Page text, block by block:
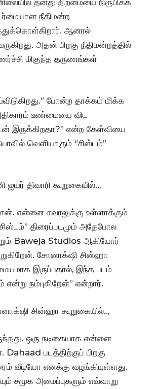
நீதிமன்ற
ஆனால்
அதன் பிறகு நீதிமன்றத்தில்
மிகுந்த தருணங்கள்
போன்ற தாக்கம் மிக்க
உண்மையை விட
இருக்கிறதா?” என்ற கேள்வியை
வெளியாகும் “சிஸ்டம்”
திவாரி கூறுகையில்..,
என்னை சவாலுக்கு உள்ளாக்கும்
திரைப்படமும் அதேபோல
Baweja Studios ஆகியோர்
சோனாக்‌ஷி சின்ஹா
இருப்பதால், இந்த படம்
நம்புகிறேன்” என்றார்.
சின்ஹா கூறுகையில்..,
ஒரு நடிகையாக என்னை
படத்திற்குப் பிறகு
வீடியோ எனக்கு வழங்கியுள்ளது.
சமூக அமைப்புகளும் எவ்வாறு